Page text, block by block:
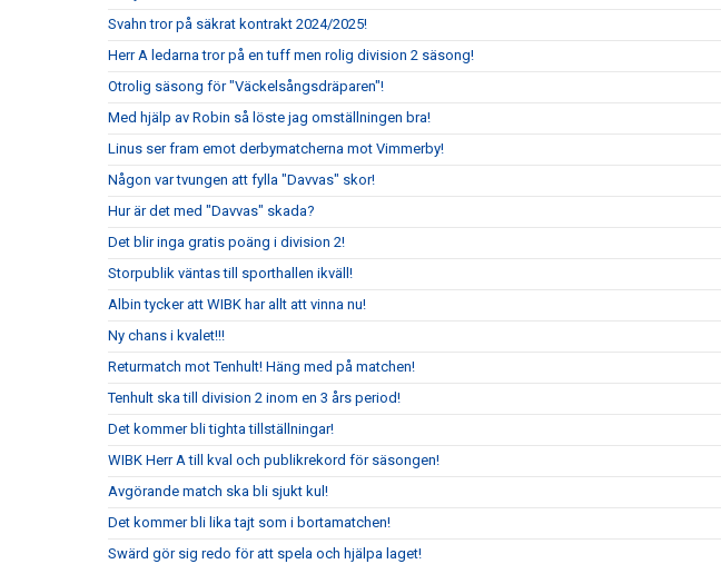
Svahn tror på säkrat kontrakt 2024/2025!
Herr A ledarna tror på en tuff men rolig division 2 säsong!
Otrolig säsong för "Väckelsångsdräparen"!
Med hjälp av Robin så löste jag omställningen bra!
Linus ser fram emot derbymatcherna mot Vimmerby!
Någon var tvungen att fylla "Davvas" skor!
Hur är det med "Davvas" skada?
Det blir inga gratis poäng i division 2!
Storpublik väntas till sporthallen ikväll!
Albin tycker att WIBK har allt att vinna nu!
Ny chans i kvalet!!!
Returmatch mot Tenhult! Häng med på matchen!
Tenhult ska till division 2 inom en 3 års period!
Det kommer bli tighta tillställningar!
WIBK Herr A till kval och publikrekord för säsongen!
Avgörande match ska bli sjukt kul!
Det kommer bli lika tajt som i bortamatchen!
Swärd gör sig redo för att spela och hjälpa laget!